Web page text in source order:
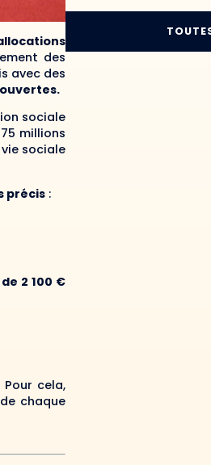
des
avec des
sociale
millions
sociale
précis :
2 100 €
Pour cela,
chaque